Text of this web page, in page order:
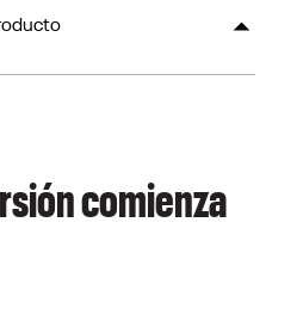
comienza